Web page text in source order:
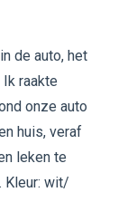
de auto, het
raakte
onze auto
huis, veraf
leken te
Kleur: wit/